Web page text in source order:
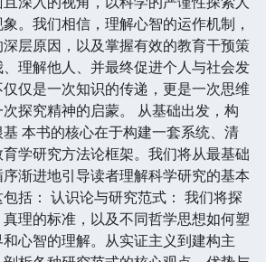
。我们相信，理解心智的运作机制，
层原因，以及掌握有效的教育干预策
理解他人、并最终促进个人与社会发
仅是一次知识的传递，更是一次思维
探究精神的启蒙。 从基础出发，构
本书的核心在于构建一套系统、清
学研究方法论框架。我们将从最基础
渐进地引导读者理解科学研究的基本
括： 认识论与研究范式： 我们将探
理的标准，以及不同哲学思想如何塑
心智的理解。从实证主义到建构主